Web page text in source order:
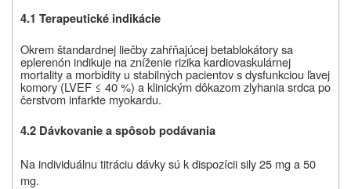
4.1 Terapeutické indikácie
Okrem štandardnej liečby zahŕňajúcej betablokátory sa
eplerenón indikuje na zníženie rizika kardiovaskulárnej
mortality a morbidity u stabilných pacientov s dysfunkciou ľavej
komory (LVEF ≤ 40 %) a klinickým dôkazom zlyhania srdca po
čerstvom infarkte myokardu.
4.2 Dávkovanie a spôsob podávania
Na individuálnu titráciu dávky sú k dispozícii sily 25 mg a 50
mg.